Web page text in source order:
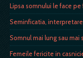
Lipsa somnului le face
Seminficatia,
Somnul mai lung sau mai
Femeile fericite in